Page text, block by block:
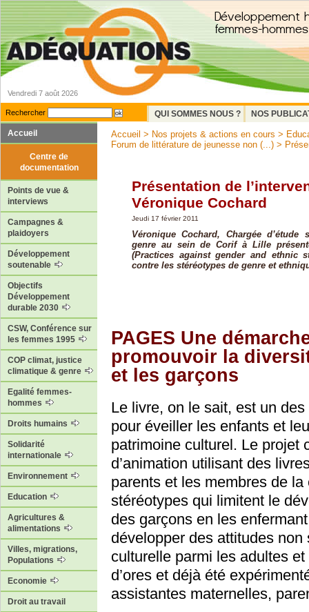
Vendredi 7 août 2026
Rechercher QUI SOMMES NOUS ?
NOS
Accueil
Centre de
documentation
Points de vue &
interviews
Campagnes &
plaidoyers
Développement
soutenable
Objectifs
Développement
durable 2030
CSW, Conférence sur
les femmes 1995
COP climat, justice
climatique & genre
Egalité femmes-
hommes
Droits humains
Solidarité
internationale
Environnement
Education
Agricultures &
alimentations
Villes, migrations,
Populations
Economie
Droit au travail
Accueil > Nos projets & actions en cours >
Forum de littérature de jeunesse non (...) >
Présentation de
Véronique Cochard
Jeudi 17 février 2011
Véronique Cochard, Chargée
genre au sein de Corif à Lille
(Practices against gender and ethnic
contre les stéréotypes de genre et
PAGES Une
promouvoir la
et les garçons
Le livre, on le sait, est un
pour éveiller les enfants et
patrimoine culturel. Le projet
d’animation utilisant des
parents et les membres de
stéréotypes qui limitent le
des garçons en les
développer des attitudes
culturelle parmi les adultes
d’ores et déjà été
assistantes maternelles,